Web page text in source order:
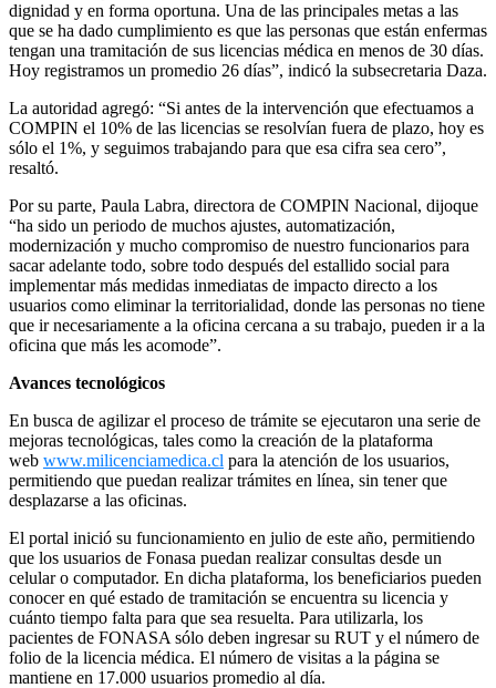
dignidad y en forma oportuna. Una de las principales metas a las
que se ha dado cumplimiento es que las personas que están enfermas
tengan una tramitación de sus licencias médica en menos de 30 días.
Hoy registramos un promedio 26 días”, indicó la subsecretaria Daza.
La autoridad agregó: “Si antes de la intervención que efectuamos a
COMPIN el 10% de las licencias se resolvían fuera de plazo, hoy es
sólo el 1%, y seguimos trabajando para que esa cifra sea cero”,
resaltó.
Por su parte, Paula Labra, directora de COMPIN Nacional, dijoque
“ha sido un periodo de muchos ajustes, automatización,
modernización y mucho compromiso de nuestro funcionarios para
sacar adelante todo, sobre todo después del estallido social para
implementar más medidas inmediatas de impacto directo a los
usuarios como eliminar la territorialidad, donde las personas no tiene
que ir necesariamente a la oficina cercana a su trabajo, pueden ir a la
oficina que más les acomode”.
Avances tecnológicos
En busca de agilizar el proceso de trámite se ejecutaron una serie de
mejoras tecnológicas, tales como la creación de la plataforma
web www.milicenciamedica.cl para la atención de los usuarios,
permitiendo que puedan realizar trámites en línea, sin tener que
desplazarse a las oficinas.
El portal inició su funcionamiento en julio de este año, permitiendo
que los usuarios de Fonasa puedan realizar consultas desde un
celular o computador. En dicha plataforma, los beneficiarios pueden
conocer en qué estado de tramitación se encuentra su licencia y
cuánto tiempo falta para que sea resuelta. Para utilizarla, los
pacientes de FONASA sólo deben ingresar su RUT y el número de
folio de la licencia médica. El número de visitas a la página se
mantiene en 17.000 usuarios promedio al día.